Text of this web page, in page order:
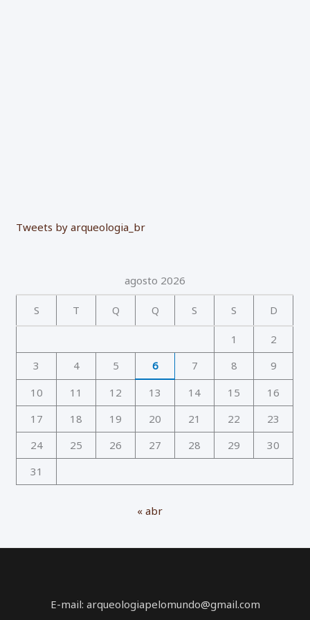
Tweets by arqueologia_br
agosto 2026
S T Q Q S S D
1
2
3
4 5 6 7 8
9
10
11 12 13 14 15
16
17
18 19 20 21 22
23
24
25 26 27 28 29
30
31
« abr
E-mail: arqueologiapelomundo@gmail.com